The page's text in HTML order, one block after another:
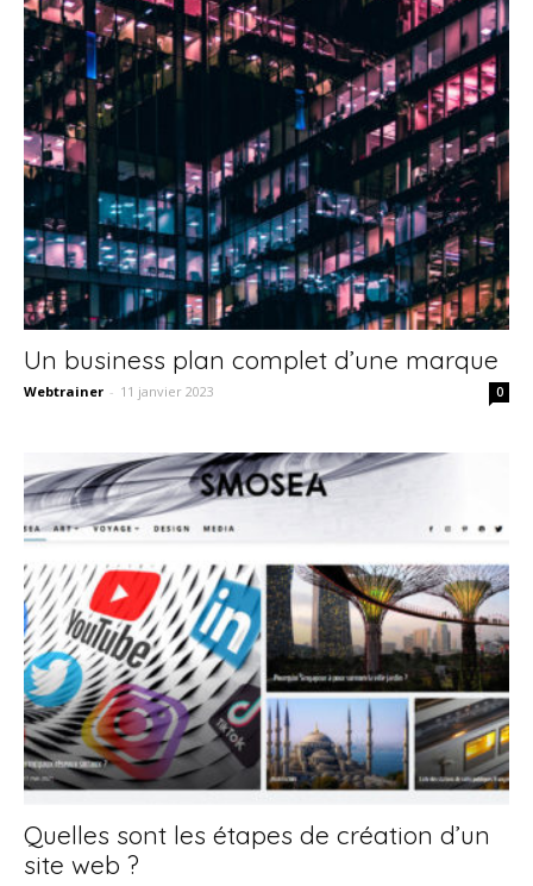
Un business plan complet d’une marque
Webtrainer - 11 janvier 2023 0
Quelles sont les étapes de création d’un
site web ?